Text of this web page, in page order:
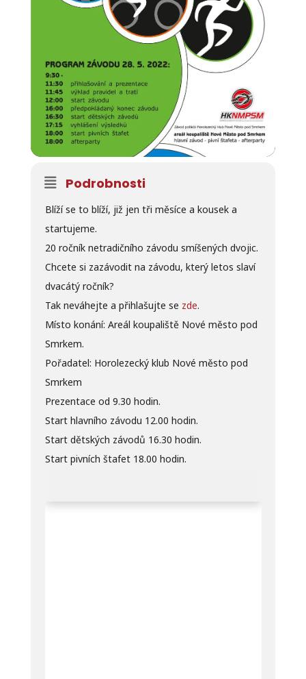
Podrobnosti
Blíží se to blíží, již jen tři měsíce a kousek a
startujeme.
20 ročník netradičního závodu smíšených dvojic.
Chcete si zazávodit na závodu, který letos slaví
dvacátý ročník?
Tak neváhejte a přihlašujte se zde.
Místo konání: Areál koupaliště Nové město pod
Smrkem.
Pořadatel: Horolezecký klub Nové město pod
Smrkem
Prezentace od 9.30 hodin.
Start hlavního závodu 12.00 hodin.
Start dětských závodů 16.30 hodin.
Start pivních štafet 18.00 hodin.